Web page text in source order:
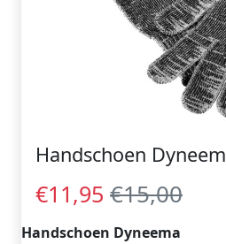
Handschoen
€11,95 €15,00
Handschoen Dyneema